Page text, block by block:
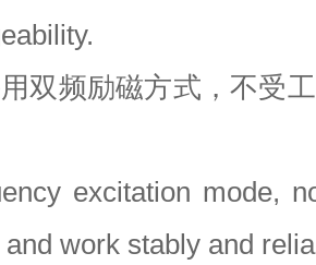
双频励磁方式，不受
excitation mode,
work stably and